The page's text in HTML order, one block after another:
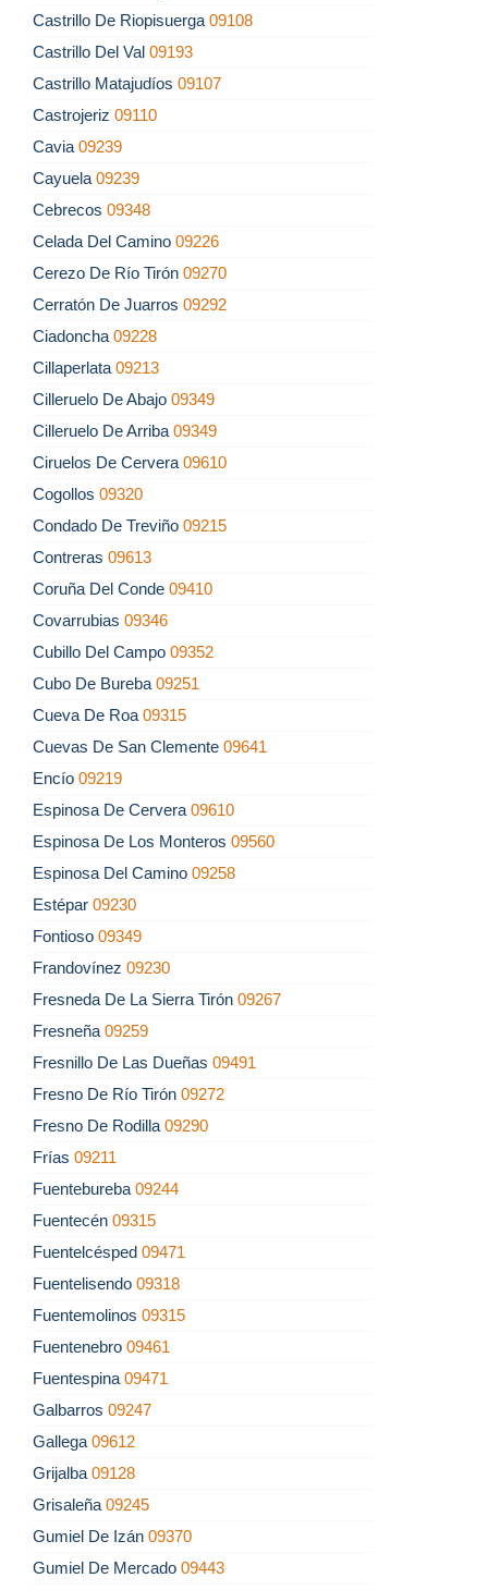
Castrillo De Riopisuerga 09108
Castrillo Del Val 09193
Castrillo Matajudíos 09107
Castrojeriz 09110
Cavia 09239
Cayuela 09239
Cebrecos 09348
Celada Del Camino 09226
Cerezo De Río Tirón 09270
Cerratón De Juarros 09292
Ciadoncha 09228
Cillaperlata 09213
Cilleruelo De Abajo 09349
Cilleruelo De Arriba 09349
Ciruelos De Cervera 09610
Cogollos 09320
Condado De Treviño 09215
Contreras 09613
Coruña Del Conde 09410
Covarrubias 09346
Cubillo Del Campo 09352
Cubo De Bureba 09251
Cueva De Roa 09315
Cuevas De San Clemente 09641
Encío 09219
Espinosa De Cervera 09610
Espinosa De Los Monteros 09560
Espinosa Del Camino 09258
Estépar 09230
Fontioso 09349
Frandovínez 09230
Fresneda De La Sierra Tirón 09267
Fresneña 09259
Fresnillo De Las Dueñas 09491
Fresno De Río Tirón 09272
Fresno De Rodilla 09290
Frías 09211
Fuentebureba 09244
Fuentecén 09315
Fuentelcésped 09471
Fuentelisendo 09318
Fuentemolinos 09315
Fuentenebro 09461
Fuentespina 09471
Galbarros 09247
Gallega 09612
Grijalba 09128
Grisaleña 09245
Gumiel De Izán 09370
Gumiel De Mercado 09443